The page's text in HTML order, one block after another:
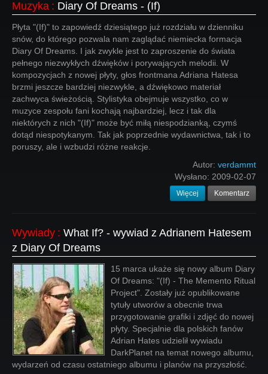
Muzyka : Diary Of Dreams - (If)
Płyta "(If)" to zapowiedź dziesiątego już rozdziału w dzienniku
snów, do którego pozwala nam zaglądać niemiecka formacja
Diary Of Dreams. I jak zwykle jest to zaproszenie do świata
pełnego niezwykłych dźwięków i porywających melodii. W
kompozycjach z nowej płyty, głos frontmana Adriana Hatesa
brzmi jeszcze bardziej niezwykle, a dźwiękowo materiał
zachwyca świeżością. Stylistyka obejmuje wszystko, co w
muzyce zespołu fani kochają najbardziej, lecz i tak dla
niektórych z nich "(If)" może być miłą niespodzianką, czymś
dotąd niespotykanym. Tak jak poprzednie wydawnictwa, tak i to
poruszy, ale i wzbudzi różne reakcje.
Autor: verdammt
Wysłano: 2009-02-07
Więcej Komentarz
Wywiady : What If? - wywiad z Adrianem Hatesem
z Diary Of Dreams
15 marca ukaże się nowy album Diary
Of Dreams: "(If) - The Memento Ritual
Project". Zostały już opublikowane
tytuły utworów a obecnie trwa
przygotowanie grafiki i zdjęć do nowej
płyty. Specjalnie dla polskich fanów
Adrian Hates udzielił wywiadu
DarkPlanet na temat nowego albumu,
wydarzeń od czasu ostatniego albumu i planów na przyszłość.